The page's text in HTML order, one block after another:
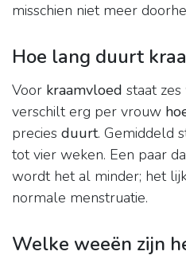
misschien niet meer
Hoe lang duurt
Voor kraamvloed staat
verschilt erg per vrouw
precies duurt. Gemiddeld
tot vier weken. Een paar
wordt het al minder; het
normale menstruatie.
Welke weeën zijn